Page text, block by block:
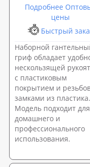
Подробнее
цены
Быстрый
Наборной
гриф обладает
нескользящей
с пластиковым
покрытием и
замками из пластика.
Модель подходит для
домашнего и
профессионального
использования.